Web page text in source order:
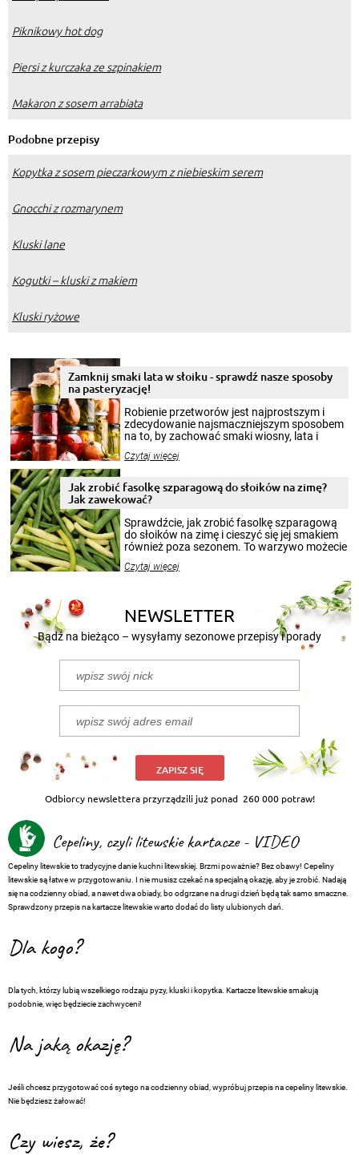
Piknikowy hot dog
Piersi z kurczaka ze szpinakiem
Makaron z sosem arrabiata
Podobne przepisy
Kopytka z sosem pieczarkowym z niebieskim serem
Gnocchi z rozmarynem
Kluski lane
Kogutki – kluski z makiem
Kluski ryżowe
Zamknij smaki lata w słoiku - sprawdź nasze sposoby
na pasteryzację!
Robienie przetworów jest najprostszym i
zdecydowanie najsmaczniejszym sposobem
na to, by zachować smaki wiosny, lata i
krajobrazów, by cieszyć nimi oko w sezonie
pełni poczuć atmosferę cieplejszych
miesięcy. Przygotowanie słoików ze
patenty, które pozwolą zachować świeżość
przetworów.
Czytaj więcej
Jak zrobić fasolkę szparagową do słoików na zimę?
Jak zawekować?
Sprawdźcie, jak zrobić fasolkę szparagową
do słoików na zimę i cieszyć się jej smakiem
również poza sezonem. To warzywo możecie
nasze propozycje!
Czytaj więcej
NEWSLETTER
Bądź na bieżąco – wysyłamy sezonowe przepisy i porady
ZAPISZ SIĘ
Odbiorcy newslettera przyrządzili już ponad 260 000 potraw!
Cepeliny, czyli litewskie kartacze - VIDEO
Cepeliny litewskie to tradycyjne danie kuchni litewskiej. Brzmi poważnie? Bez obawy! Cepeliny
litewskie są łatwe w przygotowaniu. I nie musisz czekać na specjalną okazję, aby je zrobić. Nadają
się na codzienny obiad, a nawet dwa obiady, bo odgrzane na drugi dzień będą tak samo smaczne.
Sprawdzony przepis na kartacze litewskie warto dodać do listy ulubionych dań.
Dla kogo?
Dla tych, którzy lubią wszelkiego rodzaju pyzy, kluski i kopytka. Kartacze litewskie smakują
podobnie, więc będziecie zachwyceni!
Na jaką okazję?
Jeśli chcesz przygotować coś sytego na codzienny obiad, wypróbuj przepis na cepeliny litewskie.
Nie będziesz żałować!
Czy wiesz, że?